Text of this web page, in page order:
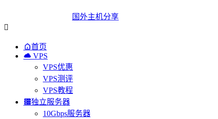
国外主机分享

首页
 VPS
VPS优惠
VPS测评
VPS教程
独立服务器
10Gbps服务器